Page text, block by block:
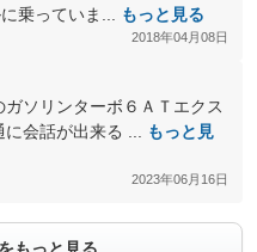
乗っていま...
もっと見る
2018年04月08日
ガソリンターボ６ＡＴエクス
会話が出来る ...
もっと見
2023年06月16日